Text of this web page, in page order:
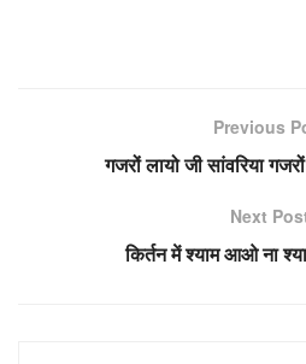
Previous
गजरों लायो जी सांवरिया
Next
किर्तन में श्याम आओ ना